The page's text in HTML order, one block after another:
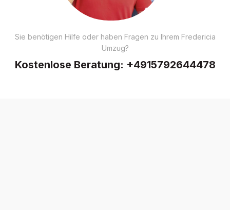
Sie benötigen Hilfe oder haben Fragen zu Ihrem Fredericia
Umzug?
Kostenlose Beratung: +4915792644478